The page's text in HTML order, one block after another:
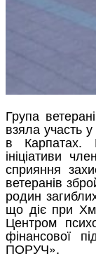
Група
взяла участь
в Карпатах.
ініціативи
сприяння
ветеранів
родин
що діє при
Центром
фінансової
ПОРУЧ».